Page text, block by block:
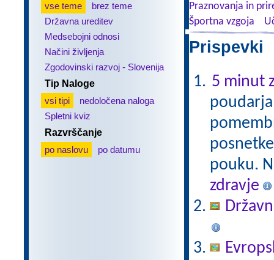
vse teme
brez teme
Državna ureditev
Medsebojni odnosi
Načini življenja
Zgodovinski razvoj - Slovenija
Tip Naloge
vsi tipi
nedoločena naloga
Spletni kviz
Razvrščanje
po naslovu
po datumu
Praznovanja in
Športna vzgoja
Prispevki
5 minut
pouku.
zdravje